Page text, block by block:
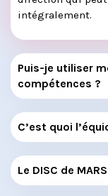
intégralement.
Puis-je utiliser
compétences ?
C’est quoi
Le DISC de